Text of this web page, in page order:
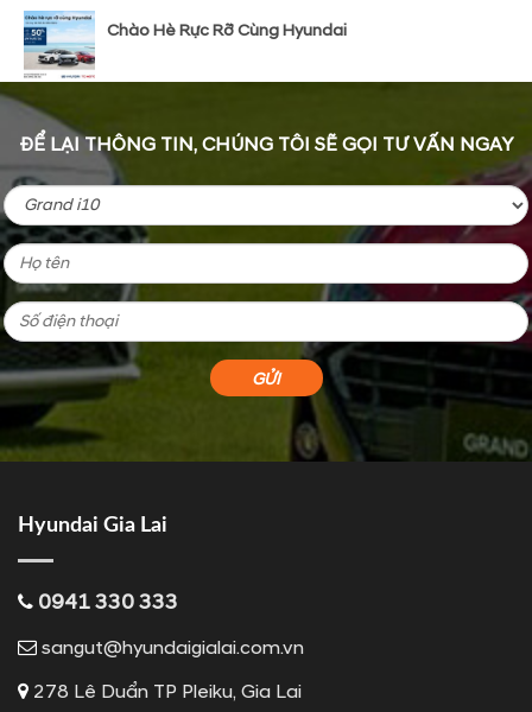
Chào Hè Rực Rỡ Cùng Hyundai
ĐỂ LẠI THÔNG TIN, CHÚNG TÔI SẼ GỌI TƯ VẤN NGAY
Hyundai Gia Lai
0941 330 333
sangut@hyundaigialai.com.vn
278 Lê Duẩn TP Pleiku, Gia Lai